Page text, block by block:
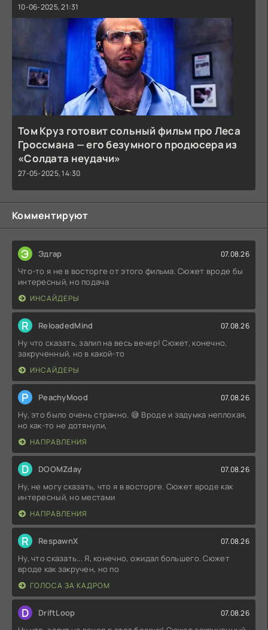
10-06-2025, 21:31
Том Круз готовит сольный фильм про Леса
Гроссмана — его безумного продюсера из
«Солдата неудачи»
27-05-2025, 14:30
Комментируют
Э Эдгар 07.08.26
Что-то я не в восторге от этого фильма. Сюжет вроде бы
интересный, но подача
ИНСАЙДЕРЫ
R ReloadedMind 07.08.26
Ну что сказать, залип на весь вечер! Сюжет, конечно,
закрученный, но в какой-то
ИНСАЙДЕРЫ
P PeachyMood 07.08.26
Ну, это было очень странно. 😅 Вроде и задумка неплохая,
но как-то не дотянули,
НАПРАВЛЕНИЯ
D DOOMZday 07.08.26
Ну, не могу сказать, что я в восторге. Сюжет вроде как
интересный, но местами
НАПРАВЛЕНИЯ
R RespawnX 07.08.26
Ну, что сказать... Я, конечно, ожидал большего. Сюжет
вроде как закручен, но по
ГОЛОСА ЗА КАДРОМ
D DriftLoop 07.08.26